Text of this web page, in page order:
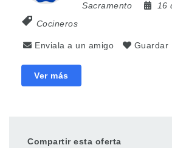
Sacramento
16
Cocineros
Enviala a un amigo Guardar
Ver más
Compartir esta oferta